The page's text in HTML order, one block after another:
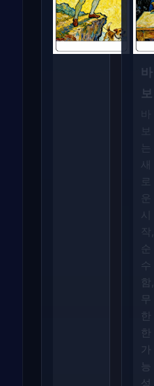
카
나
·
0
바
보
보
는
새
로
운
시
작,
순
수
함,
무
한
한
가
능
성